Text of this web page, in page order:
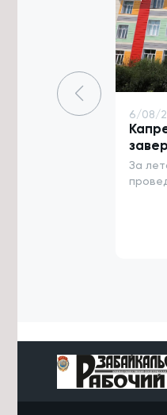
6/08/2026 в 14:25
Школы и
Бурятского
учебного года
6/08/2026 в 14:03
Новый 24-
через реку
6/08/2026 в 13:41
6/08/2026 в 13:02
6/08/
За